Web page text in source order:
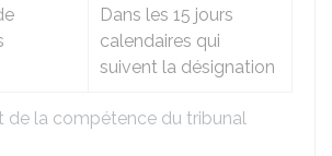
de la compétence du tribunal
Dans les 15 jours
calendaires qui
suivent la désignation